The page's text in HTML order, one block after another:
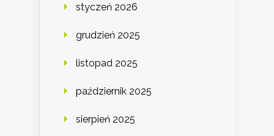
styczeń 2026
grudzień 2025
listopad 2025
październik 2025
sierpień 2025